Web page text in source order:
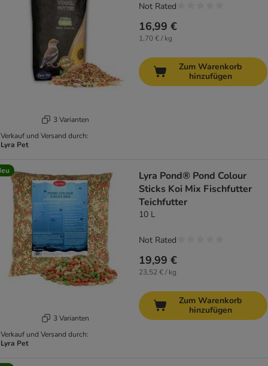
3 Varianten
Verkauf und Versand durch:
Lyra Pet
16,99 €
1,70 € / kg
Not Rated
Zum Warenkorb
hinzufügen
3 Varianten
Verkauf und Versand durch:
Lyra Pet
Lyra Pond® Pond Colour
Sticks Koi Mix Fischfutter
Teichfutter
10 L
19,99 €
23,52 € / kg
Not Rated
Zum Warenkorb
hinzufügen